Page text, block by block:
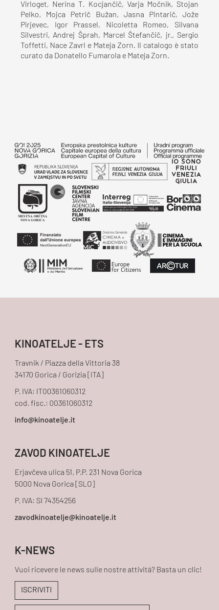
Virloget, Nerina T. Kocjančič, Varja Močnik, Stojan
Pelko, Mojca Petrič Bužan, Jasna Pintarič, Jože
Pirjevec, Igor Prassel, Nicoletta Romeo, Silvana
Silvestri, Andrej Šprah, Marcel Štefančič, jr., Sergio
Toffetti, Nace Zavrl e Mateja Zorn. Il catalogo è stato
curato da Donatello Fumarola e Mateja Zorn.
KINOATELJE - ETS
Travnik / Piazza della Vittoria 38
34170 Gorica / Gorizia [ITA]
P. IVA: IT00361060312
cod. fisc.: 00361060312
ZAVOD KINOATELJE
Erjavčeva ulica 51, P.P. 231 Nova Gorica
5000 Nova Gorica [SLO]
P. IVA: SI 74354256
K-NEWS
Vuoi ricevere le news sulle nostre attività? Basta un clic!
ISCRIVITI